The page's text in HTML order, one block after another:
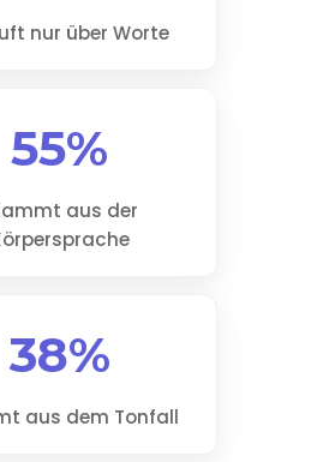
nur über Worte
55%
aus der
38%
aus dem Tonfall